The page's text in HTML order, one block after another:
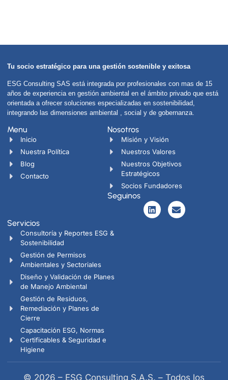
Tu socio estratégico para una gestión sostenible y exitosa
ESG Consulting SAS está integrada por profesionales con mas de 15
años de experiencia en gestión ambiental en el ámbito privado que está
orientada a ofrecer soluciones especializadas en sostenibilidad,
integrando las dimensiones ambiental , social y de gobernanza.
Menu
Inicio
Nuestra Política
Blog
Contacto
Nosotros
Misión y Visión
Nuestros Valores
Nuestros Objetivos
Estratégicos
Socios Fundadores
Seguinos
Servicios
Consultoría y Reportes ESG &
Sostenibilidad
Gestión de Permisos
Ambientales y Sectoriales
Diseño y Validación de Planes
de Manejo Ambiental
Gestión de Residuos,
Remediación y Planes de
Cierre
Capacitación ESG, Normas
Certificables & Seguridad e
Higiene
© 2026 – ESG Consulting S.A.S. – Todos los